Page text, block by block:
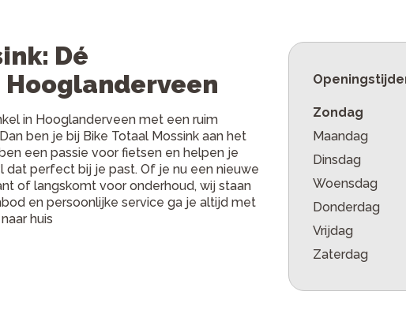
Dé
in Hooglanderveen met een ruim
ben je bij Bike Totaal Mossink aan het
een passie voor fietsen en helpen je
dat perfect bij je past. Of je nu een nieuwe
of langskomt voor onderhoud, wij staan
en persoonlijke service ga je altijd met
huis
Zondag
Maandag
Dinsdag
Woensdag
Donderdag
Vrijdag
Zaterdag